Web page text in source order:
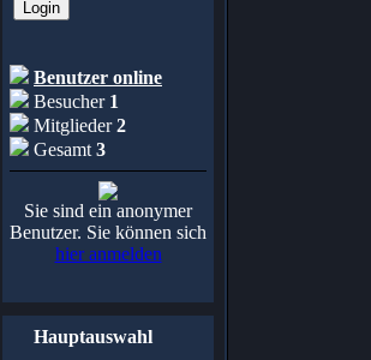
Benutzer online
Besucher 1
Mitglieder2
Gesamt 3
Sie sind ein anonymer
Benutzer. Sie können sich
hier anmelden
Hauptauswahl